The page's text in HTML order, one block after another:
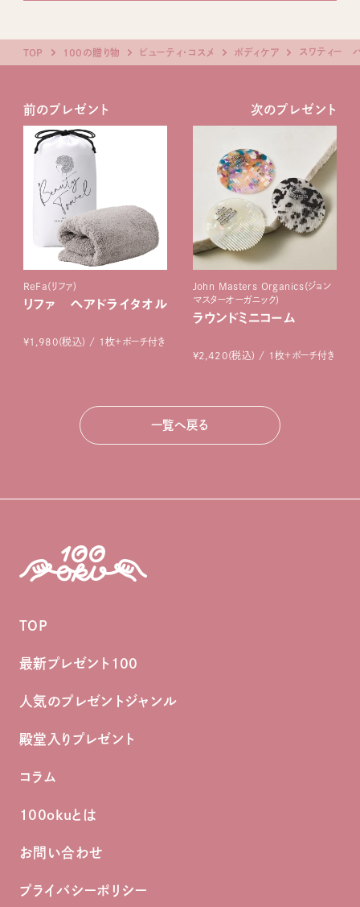
TOP 100の贈り物 ビューティ・コスメ ボディケア スワティー
前のプレゼント
ReFa(リファ)
リファ ヘアドライタオル
¥1,980(税込) / 1枚＋ポーチ付き
次のプレゼント
John Masters Organics(ジョン
マスターオーガニック)
ラウンドミニコーム
¥2,420(税込) / 1枚＋ポーチ付き
一覧へ戻る
TOP
最新プレゼント100
人気のプレゼントジャンル
殿堂入りプレゼント
コラム
100okuとは
お問い合わせ
プライバシーポリシー